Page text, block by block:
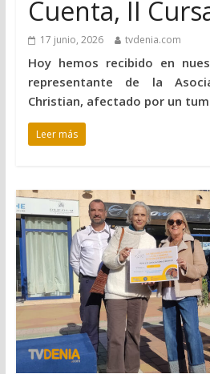
Cuenta, II
17 junio, 2026 tvdenia.com
Hoy hemos recibido en
representante de la
Christian, afectado por un
Leer más